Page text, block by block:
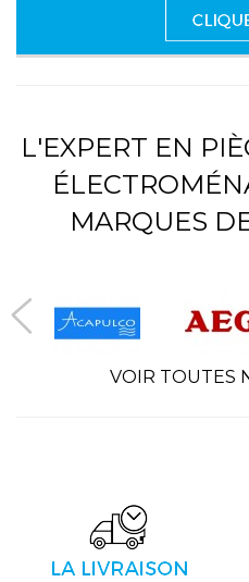
L'EXPERT EN
MARQUES
VOIR TOUTES